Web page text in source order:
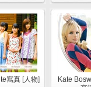
寫真[人物]
Kate